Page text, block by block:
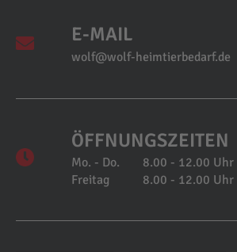
E-MAIL
wolf@wolf-heimtierbedarf.de
ÖFFNUNGSZEITEN
Mo. - Do. 8.00 - 12.00 Uhr
Freitag
8.00 - 12.00 Uhr